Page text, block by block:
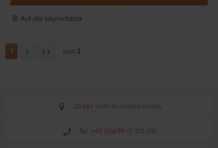
Auf die Wunschliste
1 von 2
Direkt vom Kosmetikstudio
Aus Graz - Österreich
Tel. +43 (0)699 17 310 310